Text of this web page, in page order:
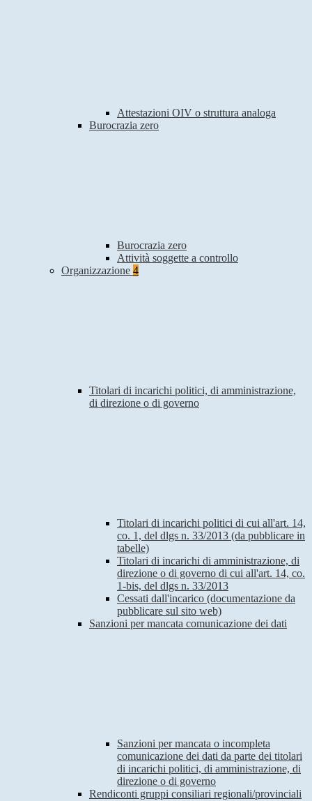
Attestazioni OIV o struttura analoga
Burocrazia zero
Burocrazia zero
Attività soggette a controllo
Organizzazione 4
Titolari di incarichi politici, di amministrazione,
di direzione o di governo
Titolari di incarichi politici di cui all'art. 14,
co. 1, del dlgs n. 33/2013 (da pubblicare in
tabelle)
Titolari di incarichi di amministrazione, di
direzione o di governo di cui all'art. 14, co.
1-bis, del dlgs n. 33/2013
Cessati dall'incarico (documentazione da
pubblicare sul sito web)
Sanzioni per mancata comunicazione dei dati
Sanzioni per mancata o incompleta
comunicazione dei dati da parte dei titolari
di incarichi politici, di amministrazione, di
direzione o di governo
Rendiconti gruppi consiliari regionali/provinciali